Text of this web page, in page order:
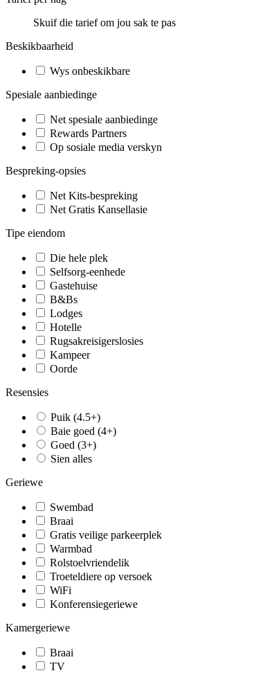
Skuif die tarief om jou sak te pas
Beskikbaarheid
Wys onbeskikbare
Spesiale aanbiedinge
Net spesiale aanbiedinge
Rewards Partners
Op sosiale media verskyn
Bespreking-opsies
Net Kits-bespreking
Net Gratis Kansellasie
Tipe eiendom
Die hele plek
Selfsorg-eenhede
Gastehuise
B&Bs
Lodges
Hotelle
Rugsakreisigerslosies
Kampeer
Oorde
Resensies
Puik (4.5+)
Baie goed (4+)
Goed (3+)
Sien alles
Geriewe
Swembad
Braai
Gratis veilige parkeerplek
Warmbad
Rolstoelvriendelik
Troeteldiere op versoek
WiFi
Konferensiegeriewe
Kamergeriewe
Braai
TV